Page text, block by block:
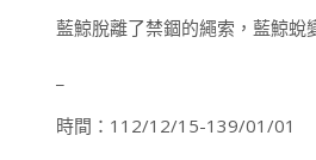
藍鯨脫離了禁錮的繩索，藍鯨蛻
時間：112/12/15-139/01/01